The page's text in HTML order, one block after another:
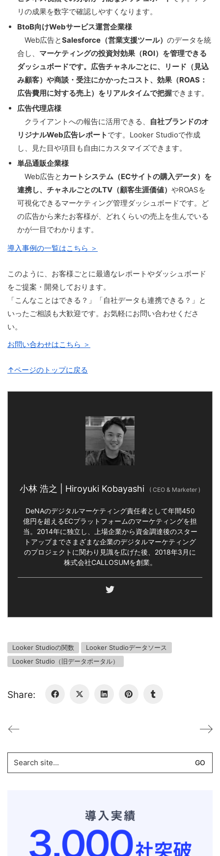
リの成果を数字で確認しやすくなります。
BtoB向けWebサービス運営企業様
Web広告とSalesforce（営業支援ツール） のデータを統
合し、 マーケティングの投資対効果（ROI）を管理できる
ダッシュボードです。広告チャネルごとに、リード（見込
み顧客）や商談・受注にかかったコスト、効果（ROAS：
広告費用に対する売上）をリアルタイムで把握できます。
広告代理店様
クライアントへの報告に活用できる、
自社ブランドのオ
リジナルWeb広告レポート です。Looker Studioで作成
し、見た目や項目も自由にカスタマイズできます。
単品通販企業様
Web広告と カートシステム（ECサイトの購入データ）を
連携し、チャネルごとのLTV（顧客生涯価値） やROASを
可視化できるマーケティング管理ダッシュボードです。ど
の広告から来たお客様が、どれくらいの売上を生んでいる
かが一目でわかります。
導入事例の一覧はこちら ＞
このように、お客様ごとに最適なレポートやダッシュボード
をご提案・開発しております。
「こんなことはできる？」「自社データも連携できる？」と
いったご相談も大歓迎です。お気軽にお問い合わせくださ
い。
お問い合わせはこちら ＞
↑ページのトップに戻る
小林 浩之 | Hiroyuki Kobayashi ( CEO & Marketer )
DeNAのデジタルマーケティング責任者として年間450
億円を超えるECプラットフォームのマーケティングを担
当。2014年に独立し、上場企業から資金調達後のスター
トアップまでさまざまな企業のデジタルマーケティング
のプロジェクトに関わり見識を広げた後、2018年3月に
株式会社CALLOSUMを創業。
Looker Studioの関数
Looker Studioデータソース
Looker Studio（旧データポータル）
Share:
for: